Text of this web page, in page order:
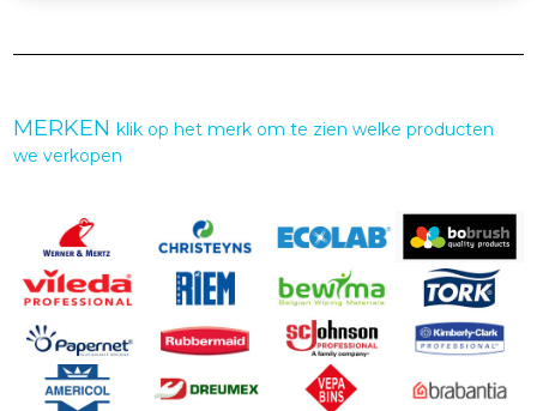
MERKENklik op het merk om te zien welke producten
we verkopen